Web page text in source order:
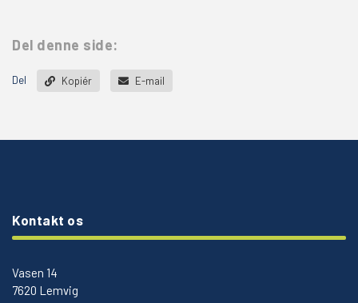
Del denne side:
Del Kopiér E-mail
Kontakt os
Vasen 14
7620 Lemvig